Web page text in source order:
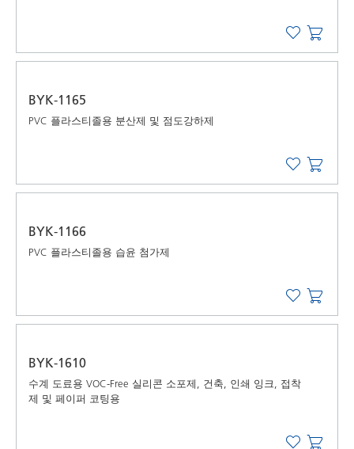
BYK-1165
PVC 플라스티졸용 분산제 및 점도강하제
BYK-1166
PVC 플라스티졸용 습윤 첨가제
BYK-1610
수계 도료용 VOC-Free 실리콘 소포제, 건축, 인쇄 잉크, 접착
제 및 페이퍼 코팅용